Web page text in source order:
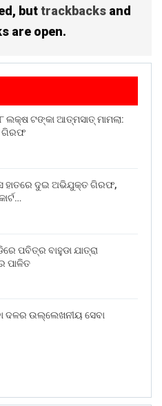
buttrackbacks and
are open.
ଲକ୍ଷ ଟଙ୍କା ଆତ୍ମସାତ୍ ମାମଲା:
ଗିରଫ
ହାତରେ ଦୁଇ ଅଭିଯୁକ୍ତ ଗିରଫ,
ପବିତ୍ର ବାହୁଡା ଯାତ୍ରା
ପାଳିତ
ଦଳର ଉଲ୍ଲେଖନୀୟ ସେବା